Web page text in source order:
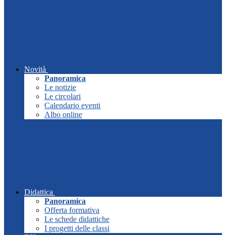
Novità
Panoramica
Le notizie
Le circolari
Calendario eventi
Albo online
Didattica
Panoramica
Offerta formativa
Le schede didattiche
I progetti delle classi